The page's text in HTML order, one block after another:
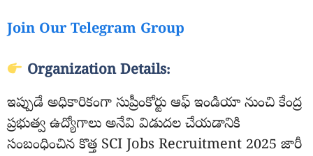
Join Our Telegram Group
Organization Details:
ఇప్పుడే అధికారికంగా సుప్రీంకోర్టు ఆఫ్ ఇండియా నుంచి కేంద్ర
ప్రభుత్వ ఉద్యోగాలు అనేవి విడుదల చేయడానికి
సంబంధించిన కొత్త SCI Jobs Recruitment 2025 జారీ